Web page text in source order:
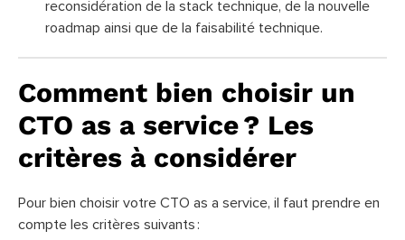
reconsidération de la stack technique, de la nouvelle
roadmap ainsi que de la faisabilité technique.
Comment bien choisir un
CTO as a service ? Les
critères à considérer
Pour bien choisir votre CTO as a service, il faut prendre en
compte les critères suivants :